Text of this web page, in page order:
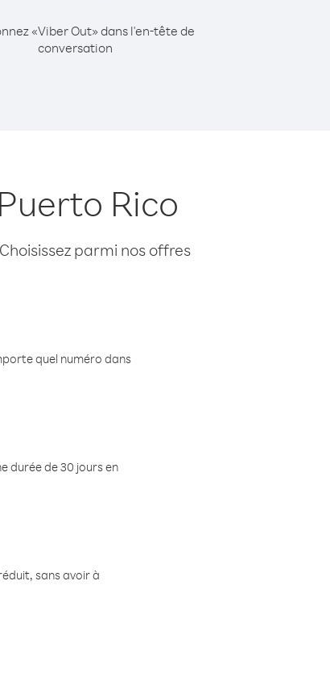
«Viber Out» dans l'en-tête de
conversation
Rico
parmi nos offres
quel numéro dans
durée de 30 jours en
sans avoir à